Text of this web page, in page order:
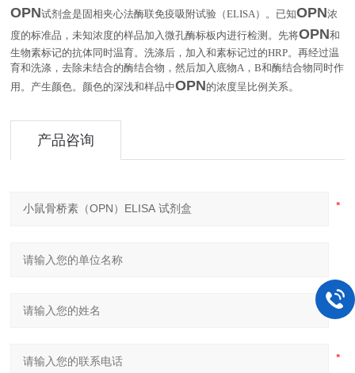
OPN试剂盒是固相夹心法酶联免疫吸附试验（ELISA）。已知OPN浓
度的标准品，未知浓度的样品加入微孔酶标板内进行检测。先将OPN和
生物素标记的抗体同时温育。洗涤后，加入和素标记过的HRP。再经过温
育和洗涤，去除未结合的酶结合物，然后加入底物A ，B和酶结合物同时作
用。产生颜色。颜色的深浅和样品中OPN的浓度呈比例关系。
产品咨询